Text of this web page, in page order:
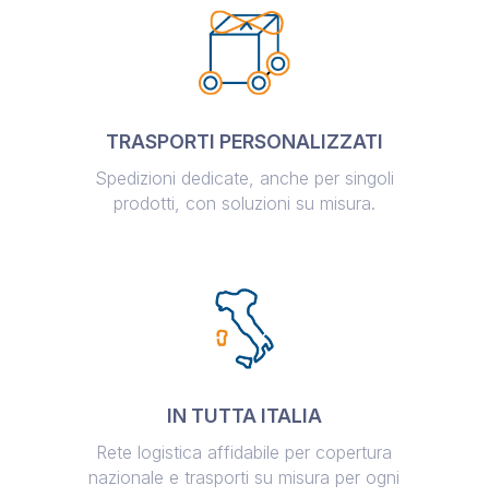
TRASPORTI PERSONALIZZATI
Spedizioni dedicate, anche per singoli
prodotti, con soluzioni su misura.
IN TUTTA ITALIA
Rete logistica affidabile per copertura
nazionale e trasporti su misura per ogni